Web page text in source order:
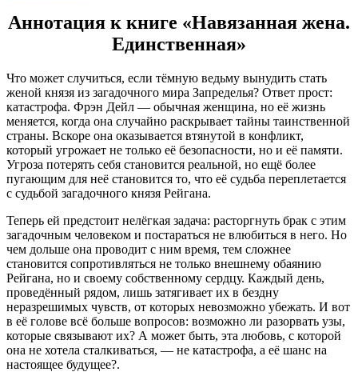
Аннотация к книге «Навязанная жена.
Единственная»
Что может случиться, если тёмную ведьму вынудить стать
женой князя из загадочного мира Запределья? Ответ прост:
катастрофа. Фрэн Дейл — обычная женщина, но её жизнь
меняется, когда она случайно раскрывает тайны таинственной
страны. Вскоре она оказывается втянутой в конфликт,
который угрожает не только её безопасности, но и её памяти.
Угроза потерять себя становится реальной, но ещё более
пугающим для неё становится то, что её судьба переплетается
с судьбой загадочного князя Рейгана.
Теперь ей предстоит нелёгкая задача: расторгнуть брак с этим
загадочным человеком и постараться не влюбиться в него. Но
чем дольше она проводит с ним время, тем сложнее
становится сопротивляться не только внешнему обаянию
Рейгана, но и своему собственному сердцу. Каждый день,
проведённый рядом, лишь затягивает их в бездну
неразрешимых чувств, от которых невозможно убежать. И вот
в её голове всё больше вопросов: возможно ли разорвать узы,
которые связывают их? А может быть, эта любовь, с которой
она не хотела сталкиваться, — не катастрофа, а её шанс на
настоящее будущее?.